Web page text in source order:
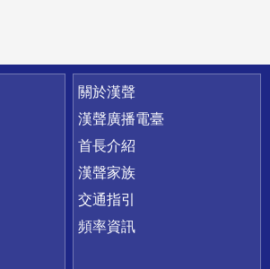
關於漢聲
漢聲廣播電臺
首長介紹
漢聲家族
交通指引
頻率資訊